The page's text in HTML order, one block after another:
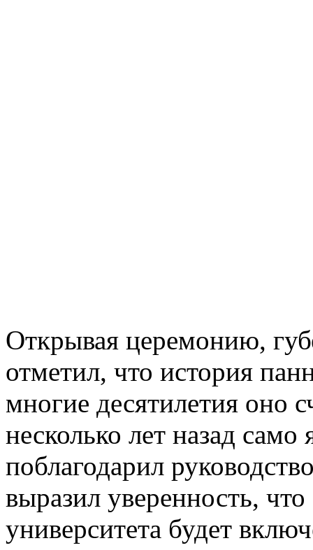
Открывая церемонию,
отметил, что история
многие десятилетия оно
несколько лет назад само
поблагодарил
выразил уверенность,
университета будет